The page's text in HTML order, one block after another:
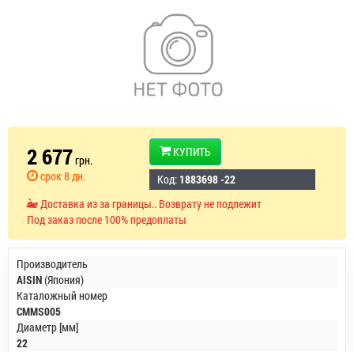
2 677грн.
срок 8 дн.
КУПИТЬ
Код: 1883698 -22
Доставка из за границы.. Возврату не подлежит
Под заказ после 100% предоплаты
Производитель
AISIN(Япония)
Каталожный номер
CMMS005
Диаметр [мм]
22